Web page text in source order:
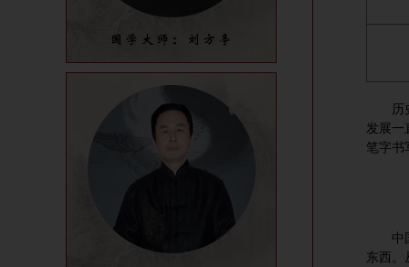
历史
发展一
笔字书
中国
东西。